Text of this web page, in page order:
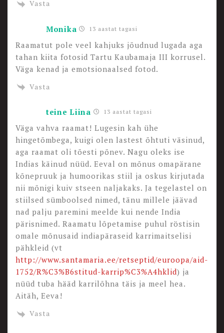
Vasta
Monika 13 aastat tagasi
Raamatut pole veel kahjuks jõudnud lugada aga
tahan kiita fotosid Tartu Kaubamaja III korrusel.
Väga kenad ja emotsionaalsed fotod.
Vasta
teine Liina 13 aastat tagasi
Väga vahva raamat! Lugesin kah ühe
hingetõmbega, kuigi olen lastest õhtuti väsinud,
aga raamat oli tõesti põnev. Nagu oleks ise
Indias käinud nüüd. Eeval on mõnus omapärane
kõnepruuk ja humoorikas stiil ja oskus kirjutada
nii mõnigi kuiv stseen naljakaks. Ja tegelastel on
stiilsed sümboolsed nimed, tänu millele jäävad
nad palju paremini meelde kui nende India
pärisnimed. Raamatu lõpetamise puhul röstisin
omale mõnusaid indiapäraseid karrimaitselisi
pähkleid (vt
http://www.santamaria.ee/retseptid/euroopa/aid-
1752/R%C3%B6stitud-karrip%C3%A4hklid) ja
nüüd tuba hääd karrilõhna täis ja meel hea.
Aitäh, Eeva!
Vasta